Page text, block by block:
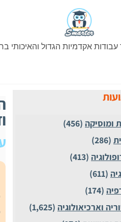
אקדמיות הגדול והאיכותי
ומוסיקה (456)
(286)
(413)
(611)
(174)
וארכיאולוגיה (1,625)